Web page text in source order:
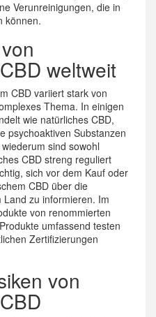
Verunreinigungen, die in
können.
weltweit
CBD variiert stark von
Thema. In einigen
wie natürliches CBD,
psychoaktiven Substanzen
sind sowohl
CBD streng reguliert
sich vor dem Kauf oder
CBD über die
zu informieren. Im
von renommierten
umfassend testen
Zertifizierungen
von